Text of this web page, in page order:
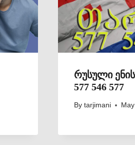
რუსული
577 546 577
By tarjimani